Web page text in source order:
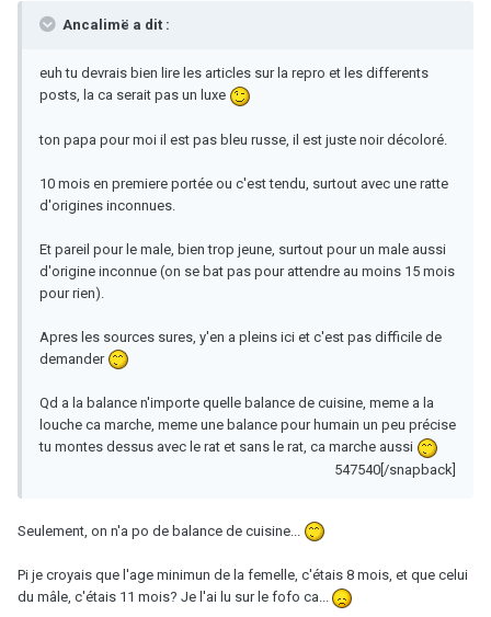
Ancalimë a dit :
euh tu devrais bien lire les articles sur la repro et les differents
posts, la ca serait pas un luxe
ton papa pour moi il est pas bleu russe, il est juste noir décoloré.
10 mois en premiere portée ou c'est tendu, surtout avec une ratte
d'origines inconnues.
Et pareil pour le male, bien trop jeune, surtout pour un male aussi
d'origine inconnue (on se bat pas pour attendre au moins 15 mois
pour rien).
Apres les sources sures, y'en a pleins ici et c'est pas difficile de
demander
Qd a la balance n'importe quelle balance de cuisine, meme a la
louche ca marche, meme une balance pour humain un peu précise
tu montes dessus avec le rat et sans le rat, ca marche aussi
547540[/snapback]
Seulement, on n'a po de balance de cuisine...
Pi je croyais que l'age minimun de la femelle, c'étais 8 mois, et que celui
du mâle, c'étais 11 mois? Je l'ai lu sur le fofo ca...